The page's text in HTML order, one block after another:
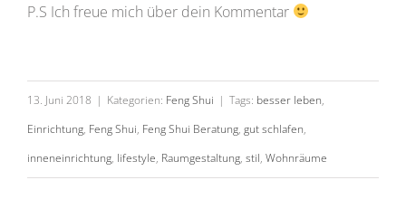
P.S Ich freue mich über dein Kommentar
13. Juni 2018 | Kategorien: Feng Shui | Tags: besser leben,
Einrichtung, Feng Shui, Feng Shui Beratung, gut schlafen,
inneneinrichtung, lifestyle, Raumgestaltung, stil, Wohnräume